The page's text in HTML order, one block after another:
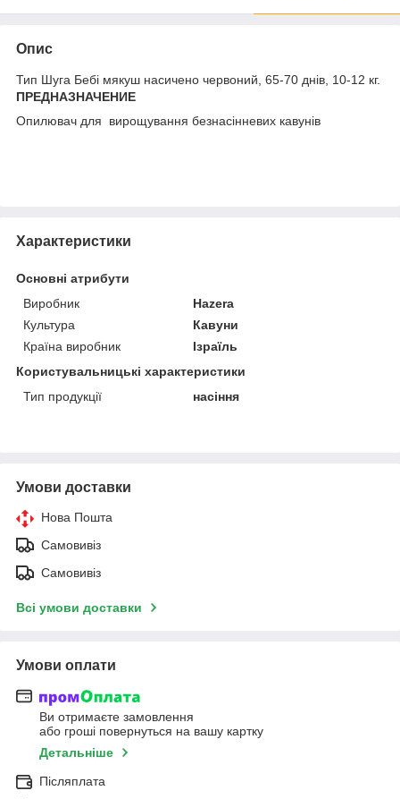
Опис
Тип Шуга Бебі мякуш насичено червоний, 65-70 днів, 10-12 кг.
ПРЕДНАЗНАЧЕНИЕ
Опилювач для вирощування безнасінневих кавунів
Характеристики
Основні атрибути
Виробник
Hazera
Культура
Кавуни
Країна виробник
Ізраїль
Користувальницькі характеристики
Тип продукції
насіння
Умови доставки
Нова Пошта
Самовивіз
Самовивіз
Всі умови доставки
Умови оплати
Ви отримаєте замовлення
або гроші повернуться на вашу картку
Детальніше
Післяплата